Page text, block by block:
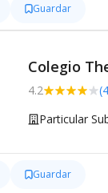
Guardar
Colegio
4.2
Particular
Guardar